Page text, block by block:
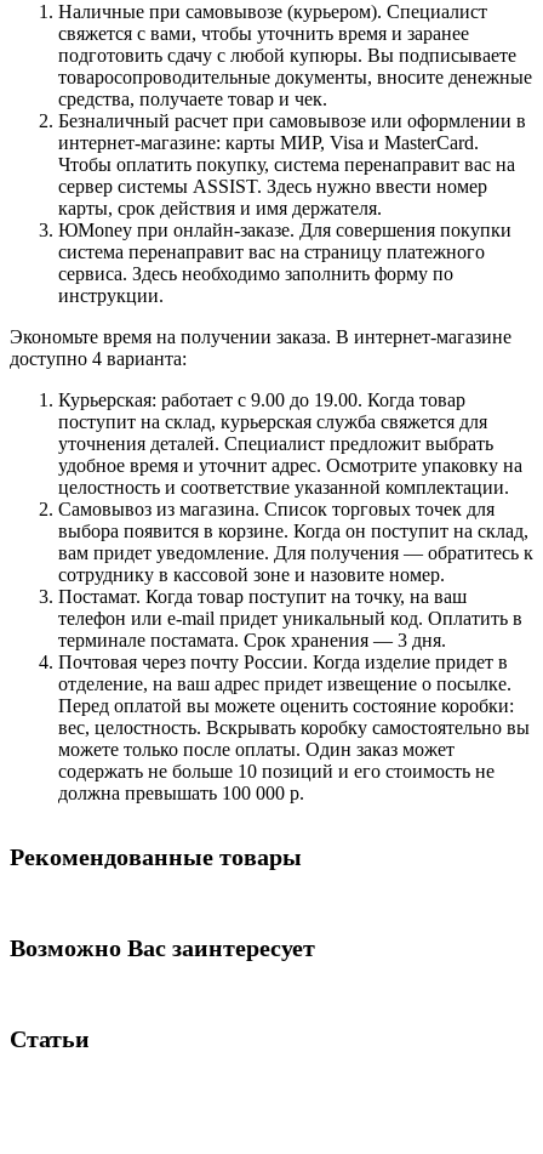
Наличные при самовывозе (курьером). Специалист
свяжется с вами, чтобы уточнить время и заранее
подготовить сдачу с любой купюры. Вы подписываете
товаросопроводительные документы, вносите денежные
средства, получаете товар и чек.
Безналичный расчет при самовывозе или оформлении в
интернет-магазине: карты МИР, Visa и MasterCard.
Чтобы оплатить покупку, система перенаправит вас на
сервер системы ASSIST. Здесь нужно ввести номер
карты, срок действия и имя держателя.
ЮMoney при онлайн-заказе. Для совершения покупки
система перенаправит вас на страницу платежного
сервиса. Здесь необходимо заполнить форму по
инструкции.
Экономьте время на получении заказа. В интернет-магазине
доступно 4 варианта:
Курьерская: работает с 9.00 до 19.00. Когда товар
поступит на склад, курьерская служба свяжется для
уточнения деталей. Специалист предложит выбрать
удобное время и уточнит адрес. Осмотрите упаковку на
целостность и соответствие указанной комплектации.
Самовывоз из магазина. Список торговых точек для
выбора появится в корзине. Когда он поступит на склад,
вам придет уведомление. Для получения — обратитесь к
сотруднику в кассовой зоне и назовите номер.
Постамат. Когда товар поступит на точку, на ваш
телефон или e-mail придет уникальный код. Оплатить в
терминале постамата. Срок хранения — 3 дня.
Почтовая через почту России. Когда изделие придет в
отделение, на ваш адрес придет извещение о посылке.
Перед оплатой вы можете оценить состояние коробки:
вес, целостность. Вскрывать коробку самостоятельно вы
можете только после оплаты. Один заказ может
содержать не больше 10 позиций и его стоимость не
должна превышать 100 000 р.
Рекомендованные товары
Возможно Вас заинтересует
Статьи